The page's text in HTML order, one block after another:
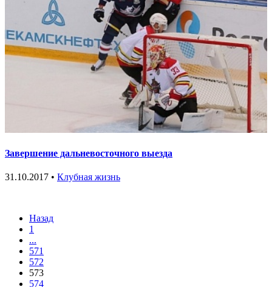
Завершение дальневосточного выезда
31.10.2017 • Клубная жизнь
Назад
1
...
571
572
573
574